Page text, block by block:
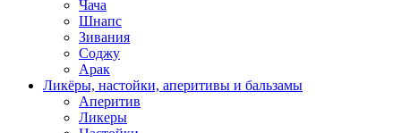
Чача
Шнапс
Зивания
Соджу
Арак
Ликёры, настойки, аперитивы и бальзамы
Аперитив
Ликеры